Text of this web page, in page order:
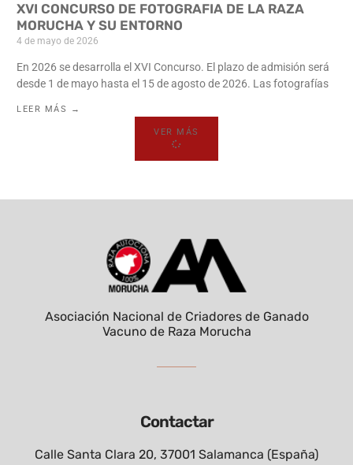
XVI CONCURSO DE FOTOGRAFIA DE LA RAZA
MORUCHA Y SU ENTORNO
4 de mayo de 2026
En 2026 se desarrolla el XVI Concurso. El plazo de admisión será
desde 1 de mayo hasta el 15 de agosto de 2026. Las fotografías
LEER MÁS →
VER MÁS
Contactar
Calle Santa Clara 20, 37001 Salamanca (España)
Asociación Nacional de Criadores de Ganado
Vacuno de Raza Morucha